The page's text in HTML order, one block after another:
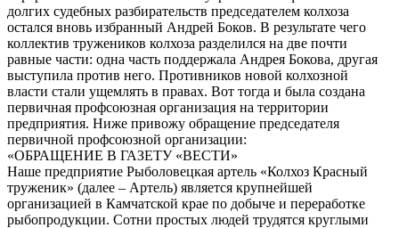
долгих судебных разбирательств председателем колхоза
остался вновь избранный Андрей Боков. В результате чего
коллектив тружеников колхоза разделился на две почти
равные части: одна часть поддержала Андрея Бокова, другая
выступила против него. Противников новой колхозной
власти стали ущемлять в правах. Вот тогда и была создана
первичная профсоюзная организация на территории
предприятия. Ниже привожу обращение председателя
первичной профсоюзной организации:
«ОБРАЩЕНИЕ В ГАЗЕТУ «ВЕСТИ»
Наше предприятие Рыболовецкая артель «Колхоз Красный
труженик» (далее – Артель) является крупнейшей
организацией в Камчатской крае по добыче и переработке
рыбопродукции. Сотни простых людей трудятся круглыми